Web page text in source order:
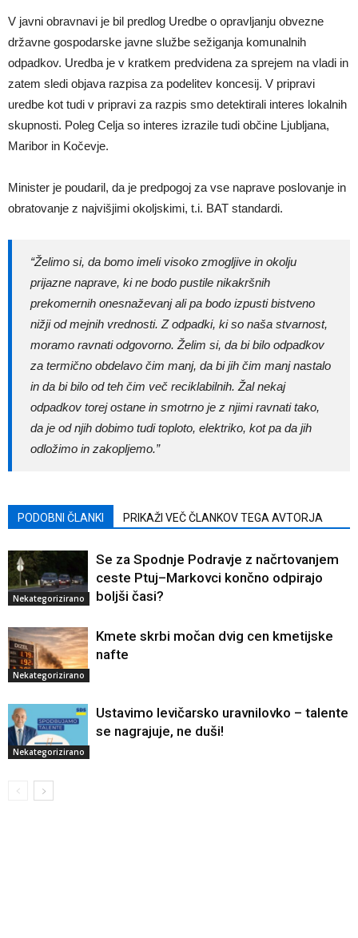
V javni obravnavi je bil predlog Uredbe o opravljanju obvezne
državne gospodarske javne službe sežiganja komunalnih
odpadkov. Uredba je v kratkem predvidena za sprejem na vladi in
zatem sledi objava razpisa za podelitev koncesij. V pripravi
uredbe kot tudi v pripravi za razpis smo detektirali interes lokalnih
skupnosti. Poleg Celja so interes izrazile tudi občine Ljubljana,
Maribor in Kočevje.
Minister je poudaril, da je predpogoj za vse naprave poslovanje in
obratovanje z najvišjimi okoljskimi, t.i. BAT standardi.
“Želimo si, da bomo imeli visoko zmogljive in okolju
prijazne naprave, ki ne bodo pustile nikakršnih
prekomernih onesnaževanj ali pa bodo izpusti bistveno
nižji od mejnih vrednosti. Z odpadki, ki so naša stvarnost,
moramo ravnati odgovorno. Želim si, da bi bilo odpadkov
za termično obdelavo čim manj, da bi jih čim manj nastalo
in da bi bilo od teh čim več reciklabilnih. Žal nekaj
odpadkov torej ostane in smotrno je z njimi ravnati tako,
da je od njih dobimo tudi toploto, elektriko, kot pa da jih
odložimo in zakopljemo.”
PODOBNI ČLANKI PRIKAŽI VEČ ČLANKOV TEGA AVTORJA
Nekategorizirano
Se za Spodnje Podravje z načrtovanjem
ceste Ptuj–Markovci končno odpirajo
boljši časi?
Nekategorizirano
Kmete skrbi močan dvig cen kmetijske
nafte
Nekategorizirano
Ustavimo levičarsko uravnilovko – talente
se nagrajuje, ne duši!